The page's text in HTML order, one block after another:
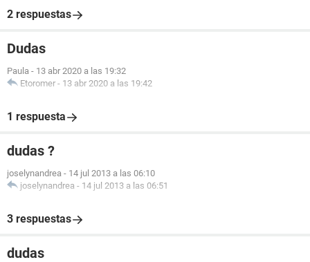
2 respuestas
Dudas
Paula - 13 abr 2020 a las 19:32
Etoromer - 13 abr 2020 a las 19:42
1 respuesta
dudas ?
joselynandrea - 14 jul 2013 a las 06:10
joselynandrea - 14 jul 2013 a las 06:51
3 respuestas
dudas